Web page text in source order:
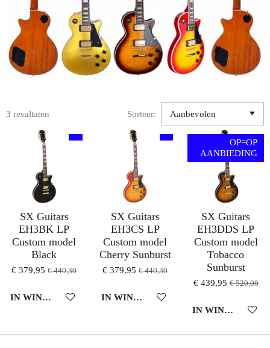
3 resultaten Sorteer:
SX Guitars
EH3BK LP
Custom model
Black
€ 379,95 € 440,30
IN WINKELWAGEN
SX Guitars
EH3CS LP
Custom model
Cherry Sunburst
€ 379,95 € 440,30
IN WINKELWAGEN
OP=OP
AANBIEDING
SX Guitars
EH3DDS LP
Custom model
Tobacco
Sunburst
€ 439,95 € 520,00
IN